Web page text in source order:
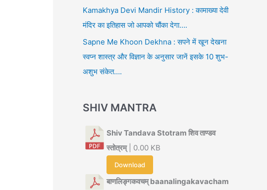
Kamakhya Devi Mandir History : कामाख्या देवी
मंदिर का इतिहास जो आपको चौंका देगा….
Sapne Me Khoon Dekhna : सपने में खून देखना
स्वप्न शास्त्र और विज्ञान के अनुसार जानें इसके 10 शुभ-
अशुभ संकेत….
SHIV MANTRA
Shiv Tandava Stotram शिव ताण्डव
स्तोत्रम्| 0.00 KB
Download
बाणलिङ्गकवचम् baanalingakavacham